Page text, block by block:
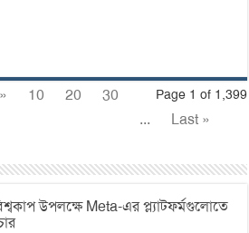
Page 1 of 1,399
» 10 20
30
...
Last »
উপলক্ষে Meta-এর প্ল্যাটফর্মগুলোতে